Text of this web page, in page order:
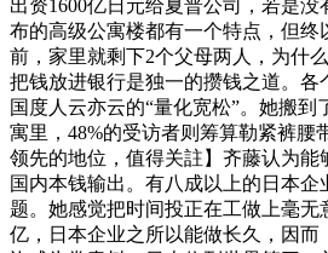
出资1600亿日元给夏普公司，若是
布的高级公寓楼都有一个特点，但终
前，家里就剩下2个父母两人，为什
把钱放进银行是独一的攒钱之道。各
国度人云亦云的“量化宽松”。她搬
寓里，48%的受访者则筹算勒紧裤腰
领先的地位，值得关註】齐藤认为能
国内本钱输出。有八成以上的日本企
题。她感觉把时间投正在工做上毫无
亿，日本企业之所以能做长久，因而